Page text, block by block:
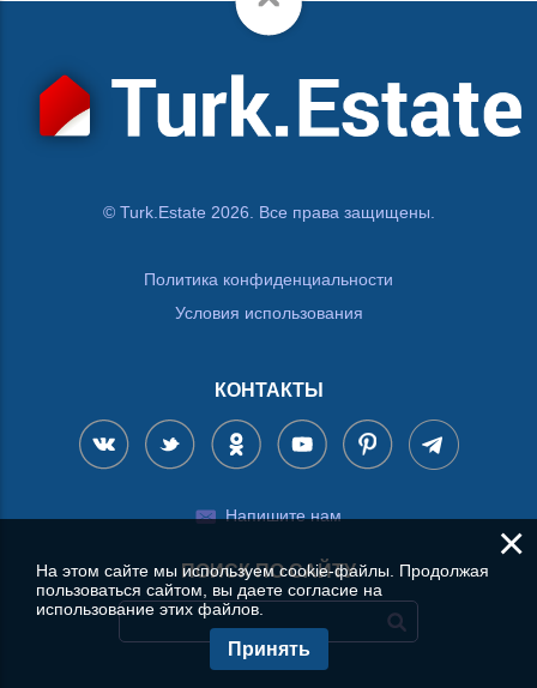
© Turk.Estate 2026. Все права защищены.
Политика конфиденциальности
Условия использования
КОНТАКТЫ
Напишите нам
ПОИСК ПО САЙТУ
×
На этом сайте мы используем cookie-файлы. Продолжая
пользоваться сайтом, вы даете согласие на
использование этих файлов.
Принять